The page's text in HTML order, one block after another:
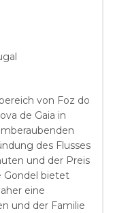
von Foz do
de Gaia in
des Flusses
und der Preis
Gondel bietet
eine
und der Familie